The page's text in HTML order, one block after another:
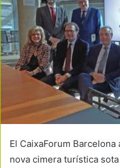
El CaixaForum
nova cimera turística